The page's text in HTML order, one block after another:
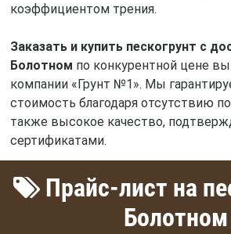
коэффициентом трения.
Заказать и купить пескогрунт с
Болотном по конкурентной цене
компании «Грунт №1». Мы
стоимость благодаря отсутствию
также высокое качество,
сертификатами.
Прайс-лист на
Болотном